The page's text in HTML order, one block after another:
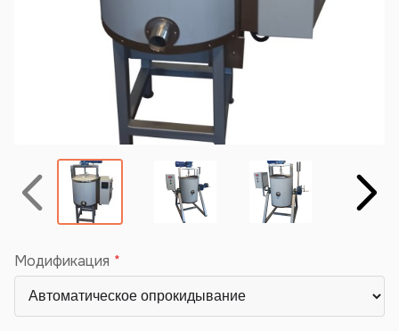
Назад Вперёд
Модификация